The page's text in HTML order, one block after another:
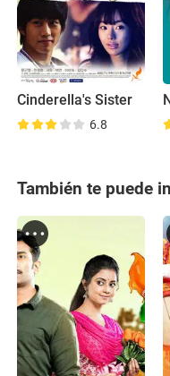
Cinderella's Sister
6.8
También te puede